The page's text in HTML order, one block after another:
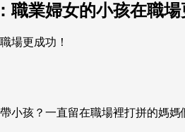
職業婦女的小孩在職場
孩？一直留在職場裡打拼的媽